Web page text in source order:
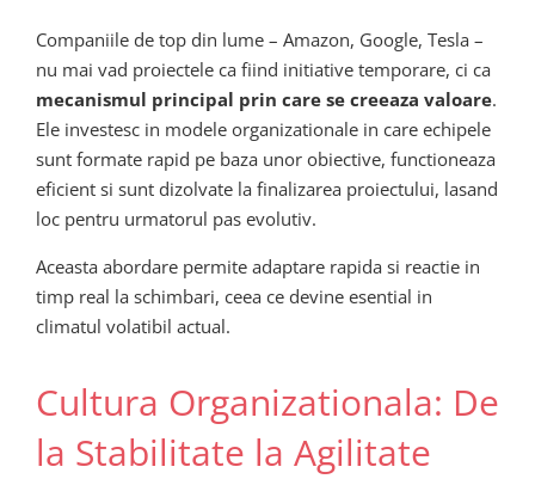
Companiile de top din lume – Amazon, Google, Tesla –
nu mai vad proiectele ca fiind initiative temporare, ci ca
mecanismul principal prin care se creeaza valoare.
Ele investesc in modele organizationale in care echipele
sunt formate rapid pe baza unor obiective, functioneaza
eficient si sunt dizolvate la finalizarea proiectului, lasand
loc pentru urmatorul pas evolutiv.
Aceasta abordare permite adaptare rapida si reactie in
timp real la schimbari, ceea ce devine esential in
climatul volatibil actual.
Cultura Organizationala: De
la Stabilitate la Agilitate